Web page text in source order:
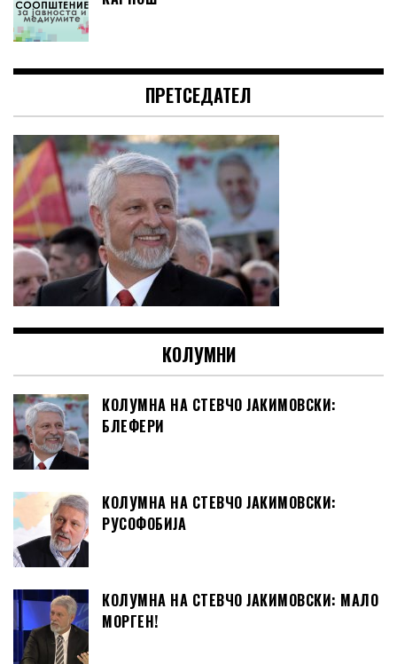
ПРЕТСЕДАТЕЛ
КОЛУМНИ
КОЛУМНА НА СТЕВЧО ЈАКИМОВСКИ:
БЛЕФЕРИ
КОЛУМНА НА СТЕВЧО ЈАКИМОВСКИ:
РУСОФОБИЈА
КОЛУМНА НА СТЕВЧО ЈАКИМОВСКИ: МАЛО
МОРГЕН!